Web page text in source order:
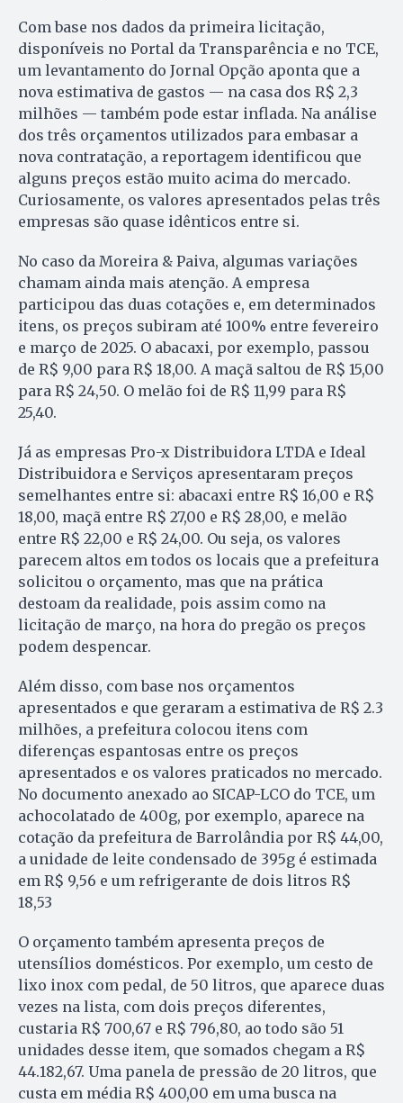
Com base nos dados da primeira licitação,
disponíveis no Portal da Transparência e no TCE,
um levantamento do Jornal Opção aponta que a
nova estimativa de gastos — na casa dos R$ 2,3
milhões — também pode estar inflada. Na análise
dos três orçamentos utilizados para embasar a
nova contratação, a reportagem identificou que
alguns preços estão muito acima do mercado.
Curiosamente, os valores apresentados pelas três
empresas são quase idênticos entre si.
No caso da Moreira & Paiva, algumas variações
chamam ainda mais atenção. A empresa
participou das duas cotações e, em determinados
itens, os preços subiram até 100% entre fevereiro
e março de 2025. O abacaxi, por exemplo, passou
de R$ 9,00 para R$ 18,00. A maçã saltou de R$ 15,00
para R$ 24,50. O melão foi de R$ 11,99 para R$
25,40.
Já as empresas Pro-x Distribuidora LTDA e Ideal
Distribuidora e Serviços apresentaram preços
semelhantes entre si: abacaxi entre R$ 16,00 e R$
18,00, maçã entre R$ 27,00 e R$ 28,00, e melão
entre R$ 22,00 e R$ 24,00. Ou seja, os valores
parecem altos em todos os locais que a prefeitura
solicitou o orçamento, mas que na prática
destoam da realidade, pois assim como na
licitação de março, na hora do pregão os preços
podem despencar.
Além disso, com base nos orçamentos
apresentados e que geraram a estimativa de R$ 2.3
milhões, a prefeitura colocou itens com
diferenças espantosas entre os preços
apresentados e os valores praticados no mercado.
No documento anexado ao SICAP-LCO do TCE, um
achocolatado de 400g, por exemplo, aparece na
cotação da prefeitura de Barrolândia por R$ 44,00,
a unidade de leite condensado de 395g é estimada
em R$ 9,56 e um refrigerante de dois litros R$
18,53
O orçamento também apresenta preços de
utensílios domésticos. Por exemplo, um cesto de
lixo inox com pedal, de 50 litros, que aparece duas
vezes na lista, com dois preços diferentes,
custaria R$ 700,67 e R$ 796,80, ao todo são 51
unidades desse item, que somados chegam a R$
44.182,67. Uma panela de pressão de 20 litros, que
custa em média R$ 400,00 em uma busca na